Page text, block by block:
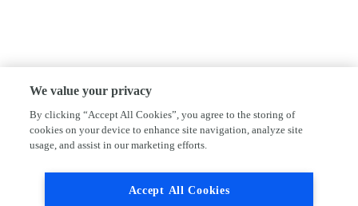
We value your privacy
By clicking “Accept All Cookies”, you agree to the storing of
cookies on your device to enhance site navigation, analyze site
usage, and assist in our marketing efforts.
Accept All Cookies